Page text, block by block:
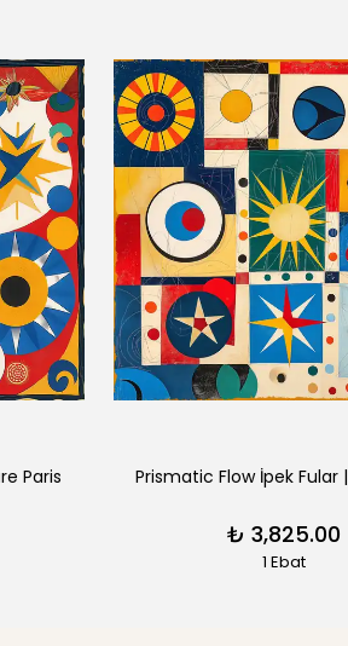
Paris Prismatic Flow İpek Fular
₺ 3,825.00
1 Ebat